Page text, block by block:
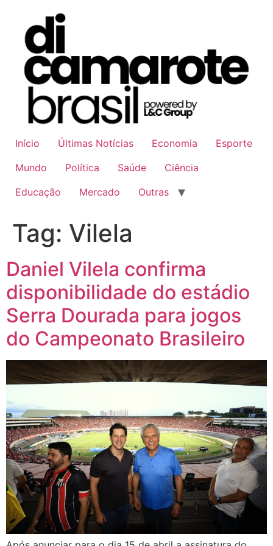
conteúdo
Início Últimas Notícias Economia
Esporte
Mundo
Política Saúde
Ciência
Educação
Mercado Outras
Tag: Vilela
Daniel Vilela confirma
disponibilidade do estádio
Serra Dourada para jogos
do Campeonato Brasileiro